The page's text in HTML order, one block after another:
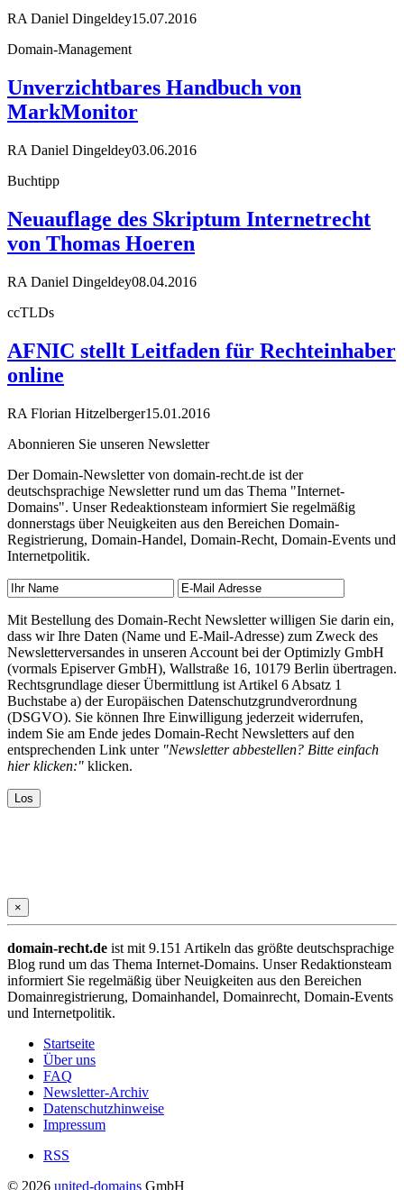
RA Daniel Dingeldey15.07.2016
Domain-Management
Unverzichtbares Handbuch von
MarkMonitor
RA Daniel Dingeldey03.06.2016
Buchtipp
Neuauflage des Skriptum Internetrecht
von Thomas Hoeren
RA Daniel Dingeldey08.04.2016
ccTLDs
AFNIC stellt Leitfaden für Rechteinhaber
online
RA Florian Hitzelberger15.01.2016
Abonnieren Sie unseren Newsletter
Der Domain-Newsletter von domain-recht.de ist der
deutschsprachige Newsletter rund um das Thema "Internet-
Domains". Unser Redeaktionsteam informiert Sie regelmäßig
donnerstags über Neuigkeiten aus den Bereichen Domain-
Registrierung, Domain-Handel, Domain-Recht, Domain-Events und
Internetpolitik.
Mit Bestellung des Domain-Recht Newsletter willigen Sie darin ein,
dass wir Ihre Daten (Name und E-Mail-Adresse) zum Zweck des
Newsletterversandes in unseren Account bei der Optimizly GmbH
(vormals Episerver GmbH), Wallstraße 16, 10179 Berlin übertragen.
Rechtsgrundlage dieser Übermittlung ist Artikel 6 Absatz 1
Buchstabe a) der Europäischen Datenschutzgrundverordnung
(DSGVO). Sie können Ihre Einwilligung jederzeit widerrufen,
indem Sie am Ende jedes Domain-Recht Newsletters auf den
entsprechenden Link unter "Newsletter abbestellen? Bitte einfach
hier klicken:" klicken.
×
domain-recht.de ist mit 9.151 Artikeln das größte deutschsprachige
Blog rund um das Thema Internet-Domains. Unser Redaktionsteam
informiert Sie regelmäßig über Neuigkeiten aus den Bereichen
Domainregistrierung, Domainhandel, Domainrecht, Domain-Events
und Internetpolitik.
Startseite
Über uns
FAQ
Newsletter-Archiv
Datenschutzhinweise
Impressum
RSS
© 2026 united-domains GmbH